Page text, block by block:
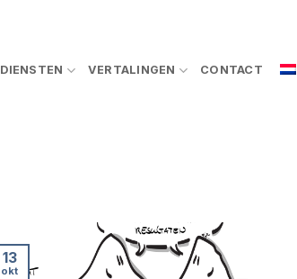
DIENSTEN VERTALINGEN CONTACT
13
okt